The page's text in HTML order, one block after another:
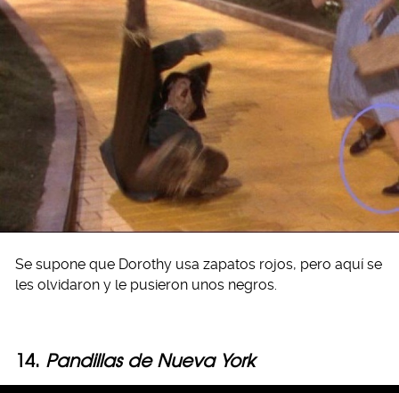
Se supone que Dorothy usa zapatos rojos, pero aquí se
les olvidaron y le pusieron unos negros.
14. Pandillas de Nueva York